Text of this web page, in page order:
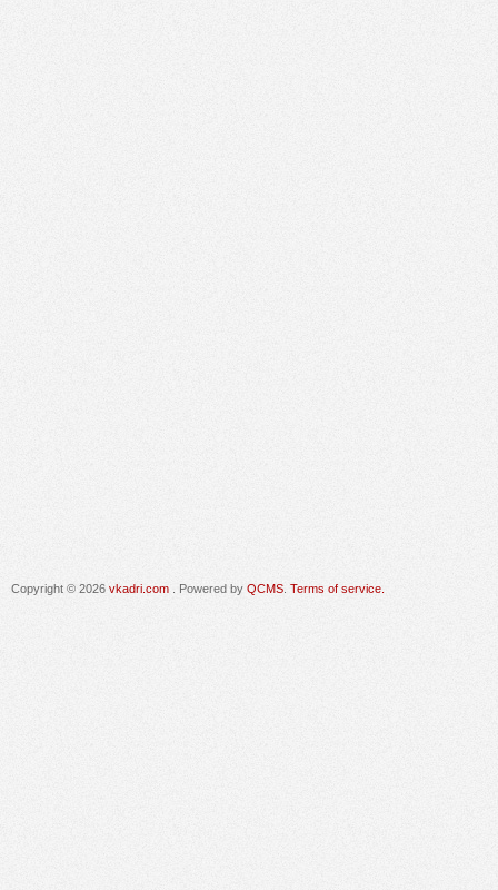
Copyright © 2026 vkadri.com . Powered by QCMS Terms of service.